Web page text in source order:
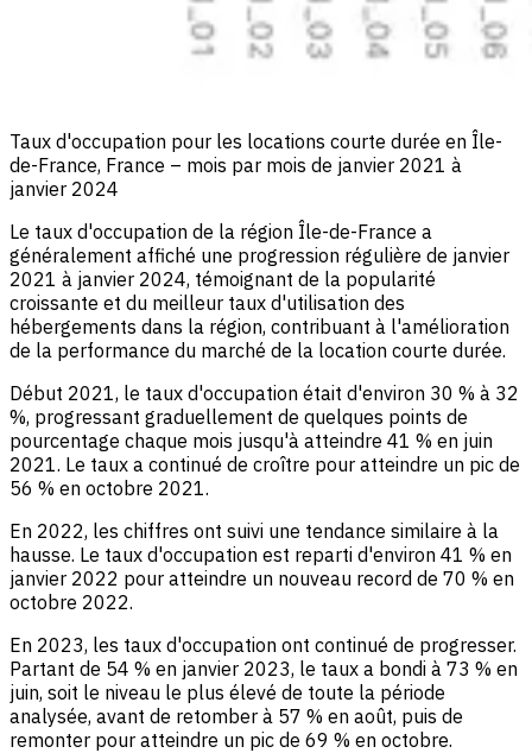
Taux d'occupation pour les locations courte durée en Île-
de-France, France – mois par mois de janvier 2021 à
janvier 2024
Le taux d'occupation de la région Île-de-France a
généralement affiché une progression régulière de janvier
2021 à janvier 2024, témoignant de la popularité
croissante et du meilleur taux d'utilisation des
hébergements dans la région, contribuant à l'amélioration
de la performance du marché de la location courte durée.
Début 2021, le taux d'occupation était d'environ 30 % à 32
%, progressant graduellement de quelques points de
pourcentage chaque mois jusqu'à atteindre 41 % en juin
2021. Le taux a continué de croître pour atteindre un pic de
56 % en octobre 2021.
En 2022, les chiffres ont suivi une tendance similaire à la
hausse. Le taux d'occupation est reparti d'environ 41 % en
janvier 2022 pour atteindre un nouveau record de 70 % en
octobre 2022.
En 2023, les taux d'occupation ont continué de progresser.
Partant de 54 % en janvier 2023, le taux a bondi à 73 % en
juin, soit le niveau le plus élevé de toute la période
analysée, avant de retomber à 57 % en août, puis de
remonter pour atteindre un pic de 69 % en octobre.